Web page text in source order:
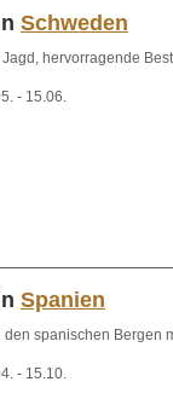
Schweden
hervorragende
- 15.06.
Spanien
den spanischen Bergen
- 15.10.